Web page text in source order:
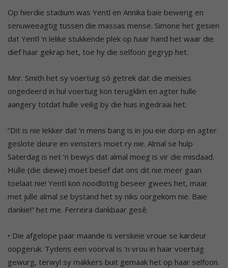
Op hierdie stadium was Yentl en Annika baie bewerig en
senuweeagtig tussen die massas mense. Simone het gesien
dat Yentl ‘n lelike stukkende plek op haar hand het waar die
dief haar gekrap het, toe hy die selfoon gegryp het.
Mnr. Smith het sy voertuig só getrek dat die meisies
ongedeerd in hul voertuig kon terugklim en agter hulle
aangery totdat hulle veilig by die huis ingedraai het.
“Dit is nie lekker dat ‘n mens bang is in jou eie dorp en agter
geslote deure en vensters moet ry nie. Almal se hulp
Saterdag is net ‘n bewys dat almal moeg is vir die misdaad.
Hulle (die diewe) moet besef dat ons dit nie meer gaan
toelaat nie! Yentl kon noodlottig beseer gwees het, maar
met julle almal se bystand het sy niks oorgekom nie. Baie
dankie!” het me. Ferreira dankbaar gesê.
• Die afgelope paar maande is verskeie vroue se kardeur
oopgeruk. Tydens een voorval is ‘n vrou in haar voertuig
gewurg, terwyl sy makkers buit gemaak het op haar selfoon.